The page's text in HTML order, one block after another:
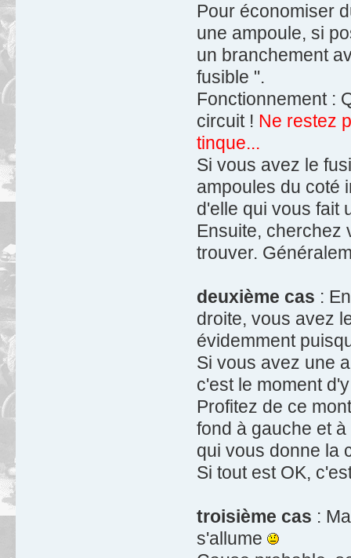
Pour économiser
une ampoule, si
un branchement
fusible ".
Fonctionnement :
circuit ! Ne restez
tinque...
Si vous avez le
ampoules du coté
d'elle qui vous fait
Ensuite, cherchez
trouver.
deuxième cas :
droite, vous avez
évidemment
Si vous avez une
c'est le moment
Profitez de ce
fond à gauche et
qui vous donne la
Si tout est OK,
troisième cas :
s'allume